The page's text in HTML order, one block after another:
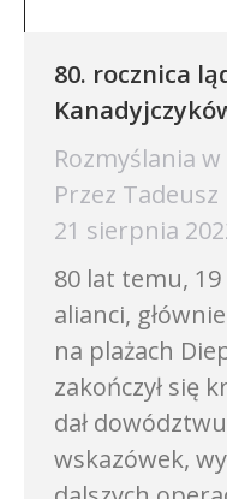
80. rocznica
Rozmyślania
Przez Tadeusz
21 sierpnia
80 lat temu,
alianci,
na plażach
zakończył się
dał
wskazówek,